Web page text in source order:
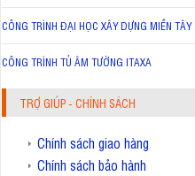
CÔNG TRÌNH ĐẠI HỌC XÂY DỰNG MIỀN TÂY
CÔNG TRÌNH TỦ ÂM TƯỜNG ITAXA
TRỢ GIÚP - CHÍNH SÁCH
Chính sách giao hàng
Chính sách bảo hành